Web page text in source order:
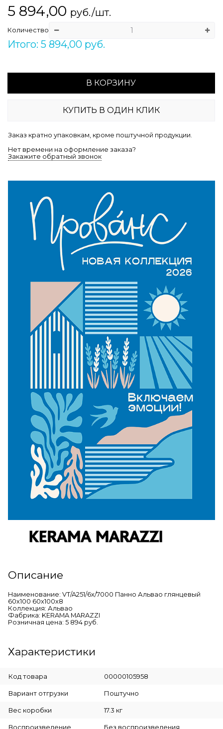
5 894,00 руб./шт.
Количество
Итого: 5 894,00 руб.
В КОРЗИНУ
КУПИТЬ В ОДИН КЛИК
Заказ кратно упаковкам, кроме поштучной продукции.
Нет времени на оформление заказа?
Закажите обратный звонок
Описание
Наименование: VT/A251/6x/7000 Панно Альвао глянцевый
60х100 60x100x8
Коллекция: Альвао
Фабрика: KERAMA MARAZZI
Розничная цена: 5 894 руб.
Характеристики
Код товара 00000105958
Вариант отгрузки Поштучно
Вес коробки 17.3 кг
Воспроизведение Без воспроизведения